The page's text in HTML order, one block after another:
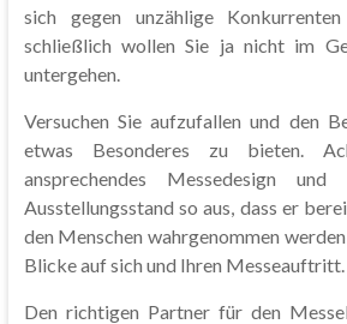
sich gegen unzählige
schließlich wollen Sie ja nicht im
untergehen.
Versuchen Sie aufzufallen und den
etwas Besonderes zu bieten.
ansprechendes Messedesign
Ausstellungsstand so aus, dass er
den Menschen wahrgenommen
Blicke auf sich und Ihren Messeauftritt.
Den richtigen Partner für den